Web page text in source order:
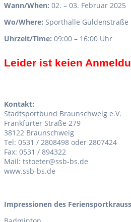
Wann/When: 02. – 03. Februar 2025
Wo/Where: Sporthalle Güldenstraße
Uhrzeit/Time: 09:00 – 16:00 Uhr
Leider ist keien
Kontakt:
Stadtsportbund Braunschweig e.V.
Frankfurter Straße 279
38122 Braunschweig
Tel: 0531 / 2808498 oder 2807424
Fax: 0531 / 894322
Mail: tstoeter@ssb-bs.de
www.ssb-bs.de
Impressionen des